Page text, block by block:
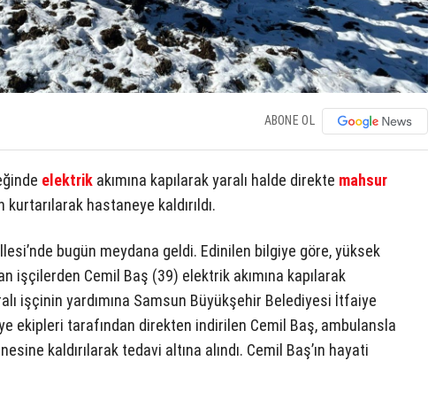
ABONE OL
elektrik akımına kapılarak yaralı halde direkte mahsur
hastaneye kaldırıldı.
bugün meydana geldi. Edinilen bilgiye göre, yüksek
işçilerden Cemil Baş (39) elektrik akımına kapılarak
işçinin yardımına Samsun Büyükşehir Belediyesi İtfaiye
ekipleri tarafından direkten indirilen Cemil Baş, ambulansla
kaldırılarak tedavi altına alındı. Cemil Baş’ın hayati